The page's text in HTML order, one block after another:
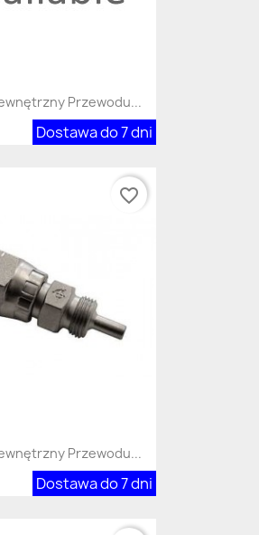
Przewodu...
Dostawa do 7 dni
Przewodu...
Dostawa do 7 dni
favorite_border